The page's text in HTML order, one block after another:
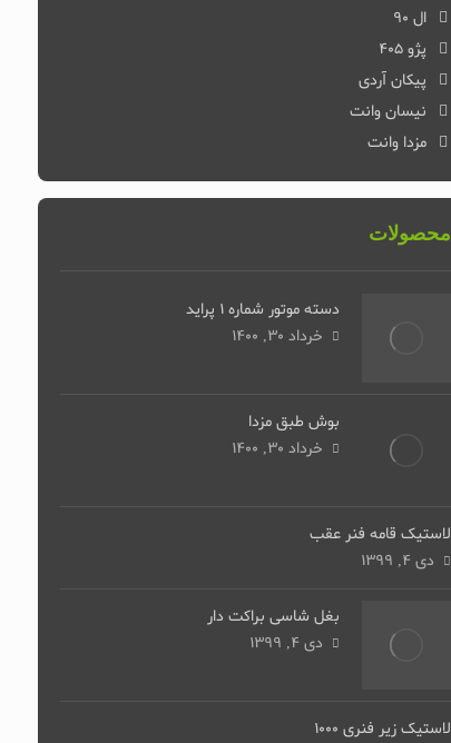
ال 90
پژو 405
پیکان آردی
نیسان وانت
مزدا وانت
محصولات
دسته موتور شماره 1 پراید
خرداد 30, 1400
بوش طبق مزدا
خرداد 30, 1400
لاستیک قامه فنر عقب
دی 4, 1399
بغل شاسی براکت دار
دی 4, 1399
لاستیک زیر فنری 1000